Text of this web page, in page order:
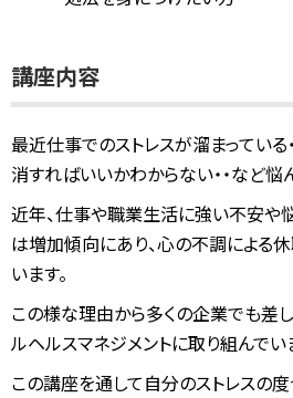
講座内容
最近仕事でのストレスが溜まっている
消すればいいかわからない・・など悩
近年、仕事や職業生活に強い不安や
は増加傾向にあり、心の不調による
います。
この様な理由から多くの企業でも差
ルヘルスマネジメントに取り組んでい
この講座を通して自分のストレスの